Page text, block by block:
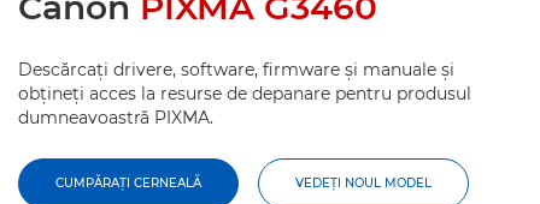
Descărcaţi drivere, software, firmware şi manuale şi
obţineţi acces la resurse de depanare pentru produsul
dumneavoastră PIXMA.
CUMPĂRAŢI CERNEALĂ VEDEŢI NOUL MODEL